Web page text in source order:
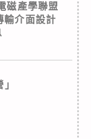
磁產學聯盟
輸介面設計